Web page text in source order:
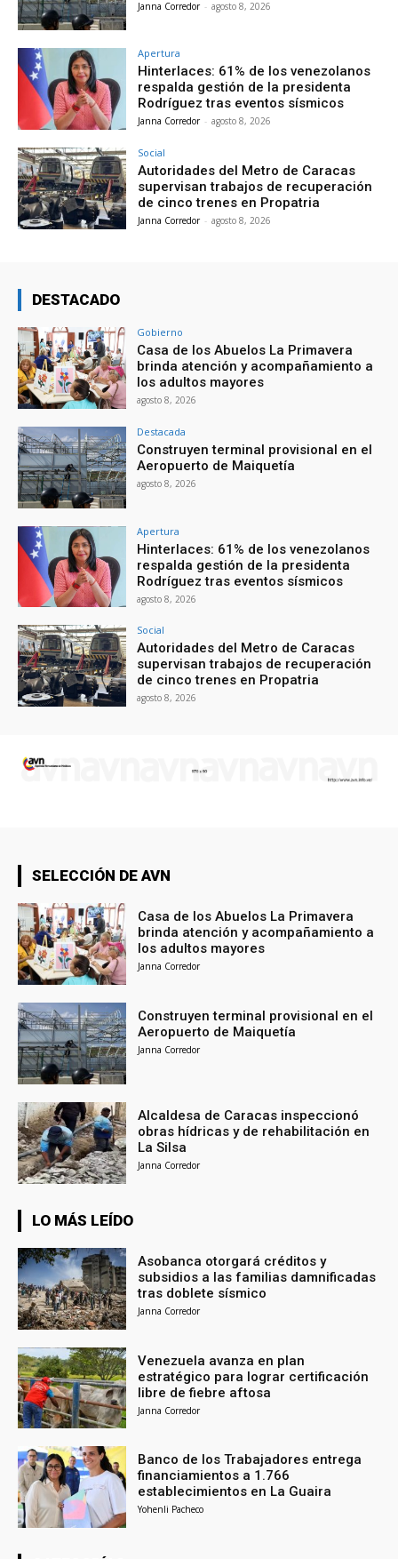
Janna Corredor - agosto 8, 2026
Apertura
Hinterlaces: 61% de los venezolanos
respalda gestión de la presidenta
Rodríguez tras eventos sísmicos
Janna Corredor - agosto 8, 2026
Social
Autoridades del Metro de Caracas
supervisan trabajos de recuperación
de cinco trenes en Propatria
Janna Corredor - agosto 8, 2026
DESTACADO
Gobierno
Casa de los Abuelos La Primavera
brinda atención y acompañamiento a
los adultos mayores
agosto 8, 2026
Destacada
Construyen terminal provisional en el
Aeropuerto de Maiquetía
agosto 8, 2026
Apertura
Hinterlaces: 61% de los venezolanos
respalda gestión de la presidenta
Rodríguez tras eventos sísmicos
agosto 8, 2026
Social
Autoridades del Metro de Caracas
supervisan trabajos de recuperación
de cinco trenes en Propatria
agosto 8, 2026
SELECCIÓN DE AVN
Casa de los Abuelos La Primavera
brinda atención y acompañamiento a
los adultos mayores
Janna Corredor
Construyen terminal provisional en el
Aeropuerto de Maiquetía
Janna Corredor
Alcaldesa de Caracas inspeccionó
obras hídricas y de rehabilitación en
La Silsa
Janna Corredor
LO MÁS LEÍDO
Asobanca otorgará créditos y
subsidios a las familias damnificadas
tras doblete sísmico
Janna Corredor
Venezuela avanza en plan
estratégico para lograr certificación
libre de fiebre aftosa
Janna Corredor
Banco de los Trabajadores entrega
financiamientos a 1.766
establecimientos en La Guaira
Yohenli Pacheco